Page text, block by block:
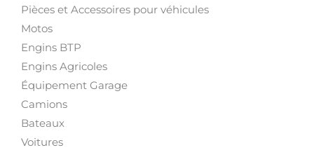
Pièces et Accessoires pour véhicules
Motos
Engins BTP
Engins Agricoles
Équipement Garage
Camions
Bateaux
Voitures